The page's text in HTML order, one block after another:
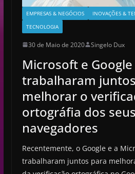
EMPRESAS & NEGÓCIOS
INOVAÇÕES &
TECNOLOGIA
30 de Maio de 2020 Singelo Dux
Microsoft e Google
trabalharam
melhorar o
ortográfia dos seus
navegadores
Recentemente, o Google e a
trabalharam juntos para